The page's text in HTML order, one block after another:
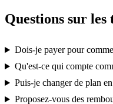
Questions sur les
Dois-je payer pour
Qu'est-ce qui compte
Puis-je changer de plan
Proposez-vous des